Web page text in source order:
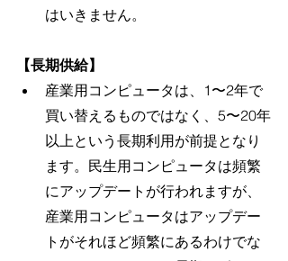
はいきません。
【長期供給】
産業用コンピュータは、1〜2年で
買い替えるものではなく、5〜20年
以上という長期利用が前提となり
ます。民生用コンピュータは頻繁
にアップデートが行われますが、
産業用コンピュータはアップデー
トがそれほど頻繁にあるわけでな